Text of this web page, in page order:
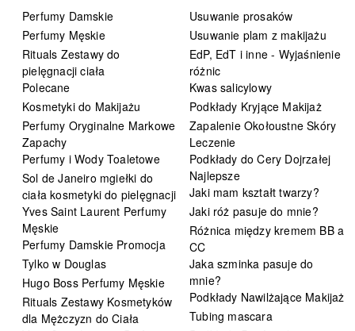
Perfumy Damskie
Perfumy Męskie
Rituals Zestawy do
pielęgnacji ciała
Polecane
Kosmetyki do Makijażu
Perfumy Oryginalne Markowe
Zapachy
Perfumy i Wody Toaletowe
Sol de Janeiro mgiełki do
ciała kosmetyki do pielęgnacji
Yves Saint Laurent Perfumy
Męskie
Perfumy Damskie Promocja
Tylko w Douglas
Hugo Boss Perfumy Męskie
Rituals Zestawy Kosmetyków
dla Mężczyzn do Ciała
Usuwanie prosaków
Usuwanie plam z makijażu
EdP, EdT i inne - Wyjaśnienie
różnic
Kwas salicylowy
Podkłady Kryjące Makijaż
Zapalenie Okołoustne Skóry
Leczenie
Podkłady do Cery Dojrzałej
Najlepsze
Jaki mam kształt twarzy?
Jaki róż pasuje do mnie?
Różnica między kremem BB a
CC
Jaka szminka pasuje do
mnie?
Podkłady Nawilżające Makijaż
Tubing mascara